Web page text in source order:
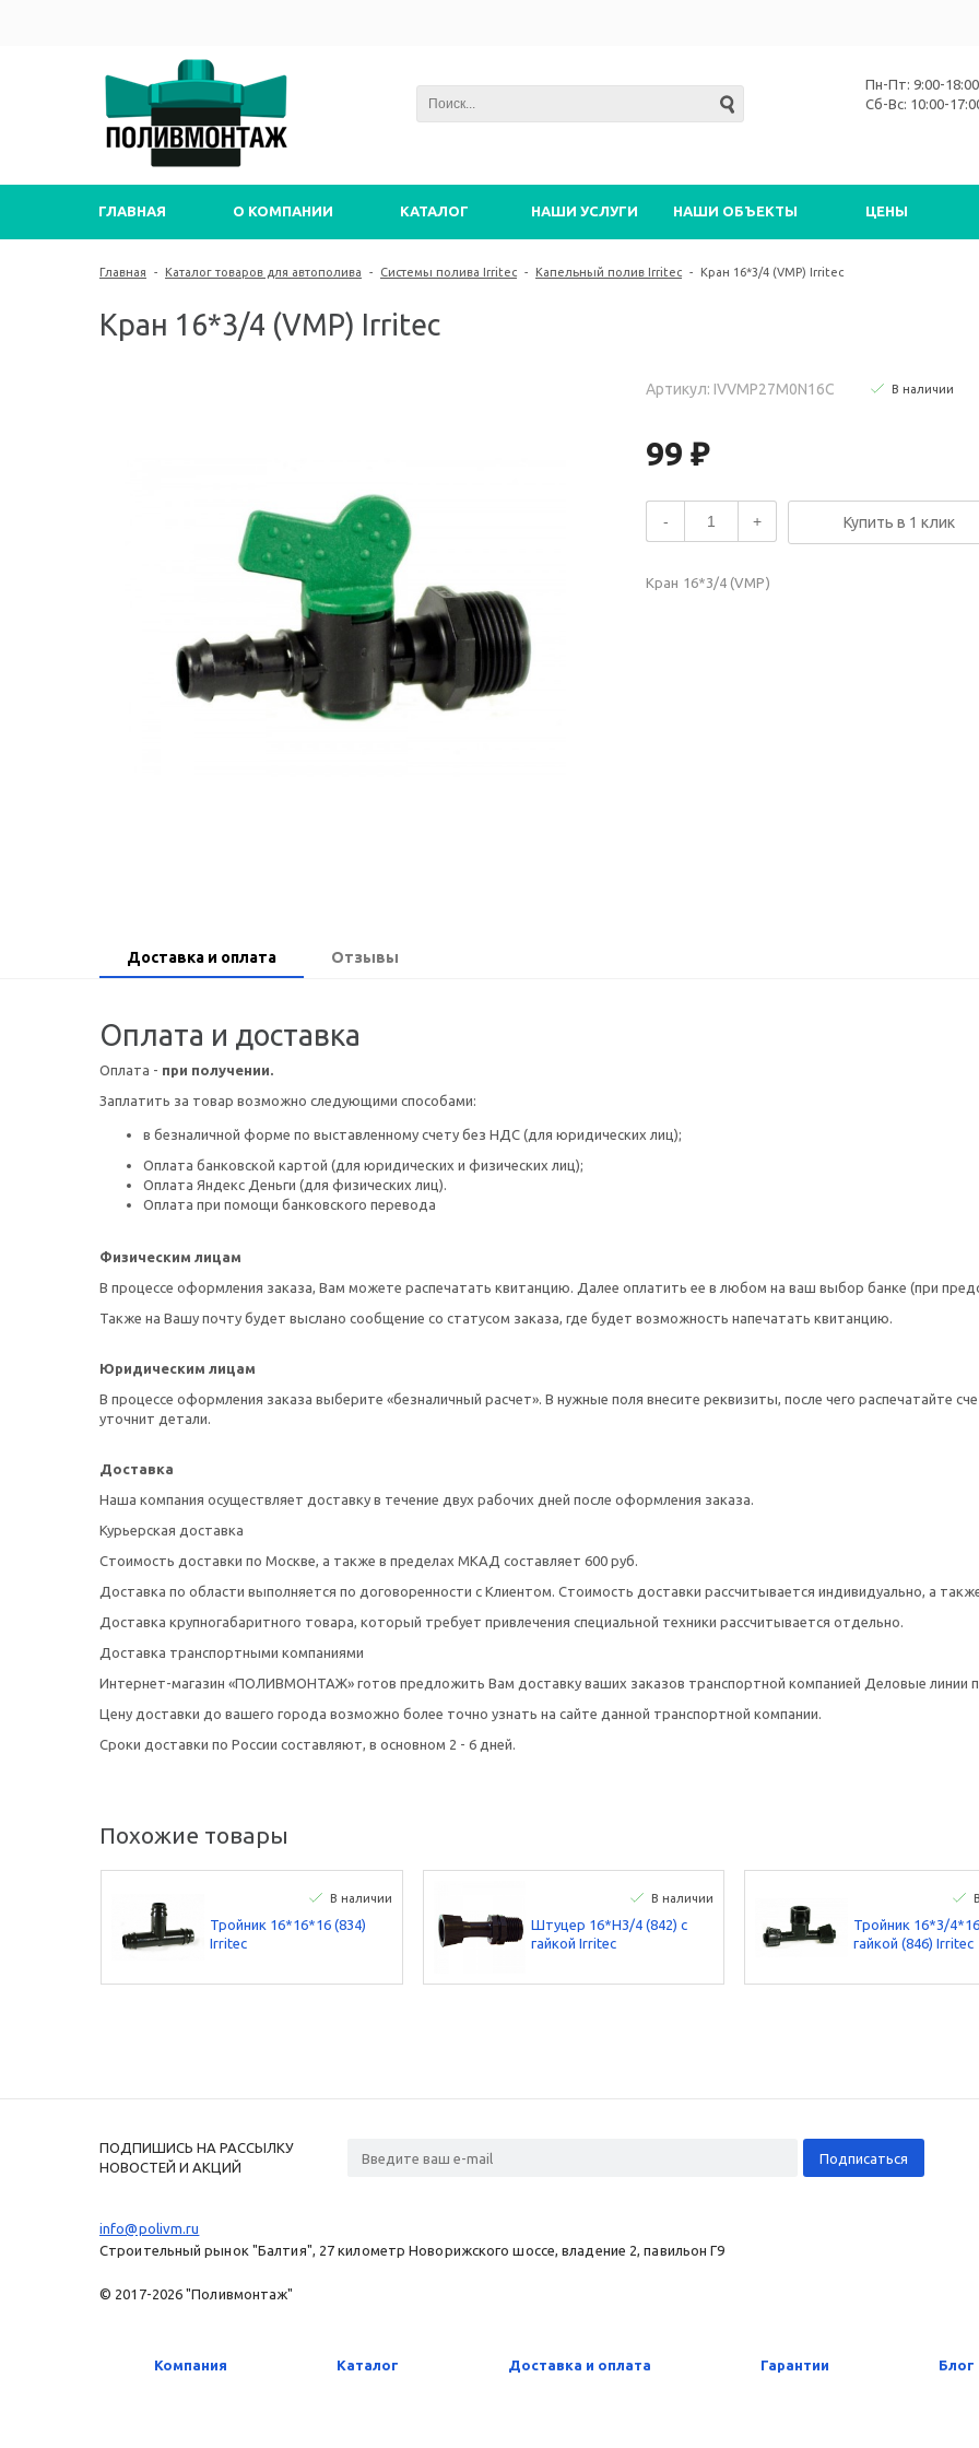
Пн-Пт: 9:00-18:00
Сб-Вс: 10:00-
ГЛАВНАЯ О КОМПАНИИ КАТАЛОГ НАШИ УСЛУГИ НАШИ ОБЪЕКТЫ ЦЕНЫ
Главная - Каталог товаров для автополива - Системы полива Irritec - Капельный полив Irritec - Кран 16*3/4 (VMP) Irritec
Кран 16*3/4 (VMP) Irritec
Артикул: IVVMP27M0N16C В наличии
99 ₽
- + Купить в 1 клик
Кран 16*3/4 (VMP)
Доставка и оплата Отзывы
Оплата и доставка
Оплата - при получении.
Заплатить за товар возможно следующими способами:
в безналичной форме по выставленному счету без НДС (для юридических лиц);
Оплата банковской картой (для юридических и физических лиц);
Оплата Яндекс Деньги (для физических лиц).
Оплата при помощи банковского перевода
Физическим лицам
В процессе оформления заказа, Вам можете распечатать квитанцию. Далее оплатить ее в любом на ваш выбор банке (при
Также на Вашу почту будет выслано сообщение со статусом заказа, где будет возможность напечатать квитанцию.
Юридическим лицам
В процессе оформления заказа выберите «безналичный расчет». В нужные поля внесите реквизиты, после чего распечатайте
уточнит детали.
Доставка
Наша компания осуществляет доставку в течение двух рабочих дней после оформления заказа.
Курьерская доставка
Стоимость доставки по Москве, а также в пределах МКАД составляет 600 руб.
Доставка по области выполняется по договоренности с Клиентом. Стоимость доставки рассчитывается индивидуально, а
Доставка крупногабаритного товара, который требует привлечения специальной техники рассчитывается отдельно.
Доставка транспортными компаниями
Интернет-магазин «ПОЛИВМОНТАЖ» готов предложить Вам доставку ваших заказов транспортной компанией Деловые линии
Цену доставки до вашего города возможно более точно узнать на сайте данной транспортной компании.
Сроки доставки по России составляют, в основном 2 - 6 дней.
Похожие товары
В наличии
Тройник 16*16*16 (834)
Irritec
В наличии
Штуцер 16*Н3/4 (842) с
гайкой Irritec
Тройник 16*3/
гайкой (846) Irritec
ПОДПИШИСЬ НА РАССЫЛКУ
НОВОСТЕЙ И АКЦИЙ
info@polivm.ru
Строительный рынок "Балтия", 27 километр Новорижского шоссе, владение 2, павильон Г9
© 2017-2026 "Поливмонтаж"
Компания Каталог Доставка и оплата Гарантии Блог